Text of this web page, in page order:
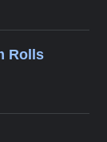
Rolls